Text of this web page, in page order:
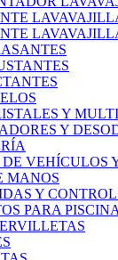
Y
Y
VEHÍCULOS
MANOS
Y
PARA